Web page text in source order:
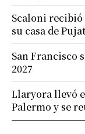
Scaloni recibió
su casa de
San Francisco
2027
Llaryora llevó
Palermo y se